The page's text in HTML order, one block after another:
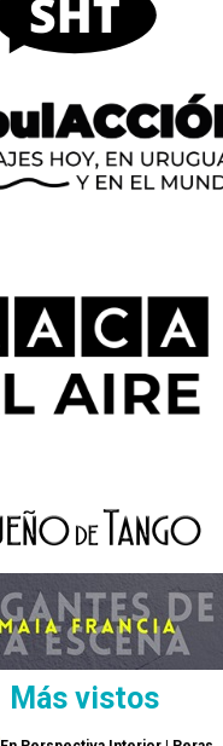
Más vistos